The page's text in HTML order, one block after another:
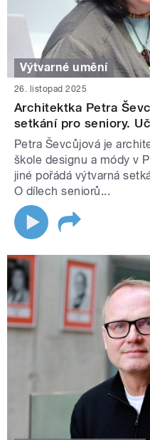
Výtvarné umění
26. listopad 2025
Architektka Petra
setkání pro seniory.
Petra Ševcůjová je
škole designu a módy v
jiné pořádá výtvarná
O dílech seniorů...